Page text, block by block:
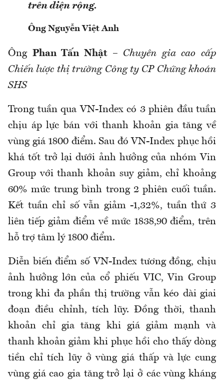
trên diện rộng.
Ông Nguyễn Việt Anh
Ông Phan Tấn Nhật– Chuyên gia cao cấp
Chiến lược thị trường Công ty CP Chứng khoán
SHS
Trong tuần qua VN-Index có 3 phiên đầu tuần
chịu áp lực bán với thanh khoản gia tăng về
vùng giá 1800 điểm. Sau đó VN-Index phục hồi
khá tốt trở lại dưới ảnh hưởng của nhóm Vin
Group với thanh khoản suy giảm, chỉ khoảng
60% mức trung bình trong 2 phiên cuối tuần.
Kết tuần chỉ số vẫn giảm -1,32%, tuần thứ 3
liên tiếp giảm điểm về mức 1838,90 điểm, trên
hỗ trợ tâm lý 1800 điểm.
Diễn biến điểm số VN-Index tương đồng, chịu
ảnh hưởng lớn của cổ phiếu VIC, Vin Group
trong khi đa phần thị trường vẫn kéo dài giai
đoạn điều chỉnh, tích lũy. Đồng thời, thanh
khoản chỉ gia tăng khi giá giảm mạnh và
thanh khoản giảm khi phục hồi cho thấy dòng
tiền chỉ tích lũy ở vùng giá thấp và lực cung
vùng giá cao gia tăng trở lại ở các vùng kháng